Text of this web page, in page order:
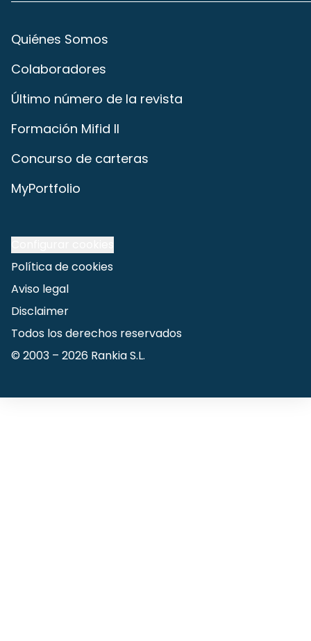
Quiénes Somos
Colaboradores
Último número de la revista
Formación Mifid II
Concurso de carteras
MyPortfolio
Política de cookies
Aviso legal
Disclaimer
Todos los derechos reservados
© 2003 – 2026 Rankia S.L.